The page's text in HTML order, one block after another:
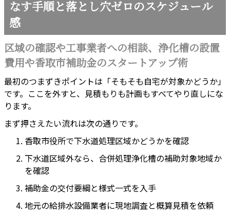
なす手順と落とし穴ゼロのスケジュール
感
区域の確認や工事業者への相談、浄化槽の設置
費用や香取市補助金のスタートアップ術
最初のつまずきポイントは「そもそも自宅が対象かどうか」
です。ここを外すと、見積もりも計画もすべてやり直しにな
ります。
まず押さえたい流れは次の通りです。
香取市役所で下水道処理区域かどうかを確認
下水道区域外なら、合併処理浄化槽の補助対象地域か
を確認
補助金の交付要綱と様式一式を入手
地元の給排水設備業者に現地調査と概算見積を依頼